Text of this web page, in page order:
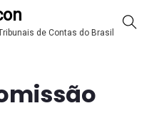
de Contas do Brasil